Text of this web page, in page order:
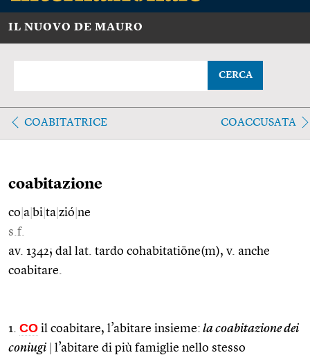
IL NUOVO DE MAURO
CERCA
COABITATRICE COACCUSATA
coabitazione
co a bi ta zió ne
s.f.
av. 1342; dal lat. tardo cohabitatiōne(m), v. anche
coabitare.
1. CO il coabitare, l’abitare insieme: la coabitazione dei
coniugi
l’abitare di più famiglie nello stesso